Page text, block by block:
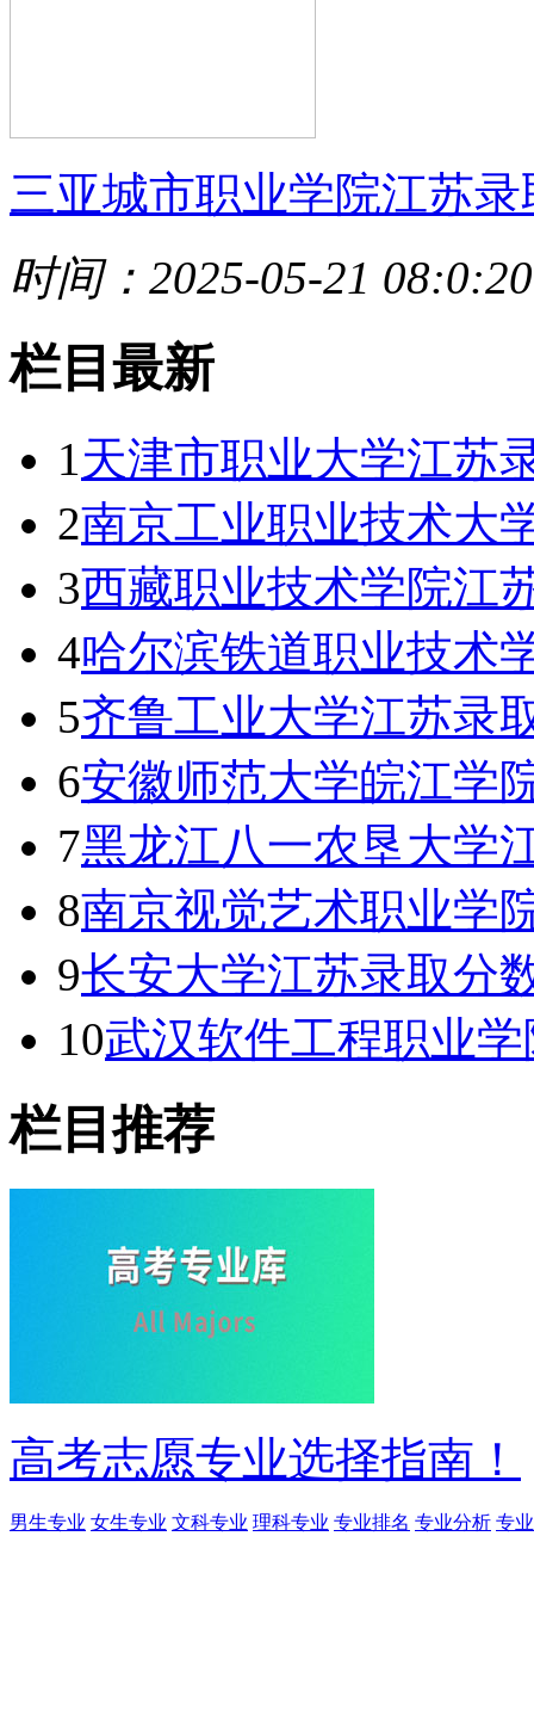
三亚城市职业学院江苏录
时间：2025-05-21 08:0:20
栏目最新
1天津市职业大学江苏
2南京工业职业技术大
3西藏职业技术学院江
4哈尔滨铁道职业技术
5齐鲁工业大学江苏录
6安徽师范大学皖江学
7黑龙江八一农垦大学
8南京视觉艺术职业学
9长安大学江苏录取分
10武汉软件工程职业
栏目推荐
高考志愿专业选择指南！
男生专业 女生专业 文科专业 理科专业 专业排名 专业分析 专